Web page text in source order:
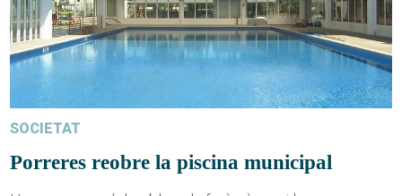
SOCIETAT
Porreres reobre la piscina municipal